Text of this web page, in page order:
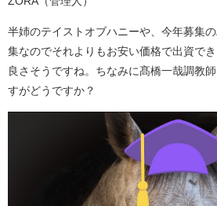
半姉のテイストオブハニーや、今年募集
集なのでそれよりもお安い価格で出資で
良さそうですね。ちなみに髙橋一哉調教
すがどうですか？